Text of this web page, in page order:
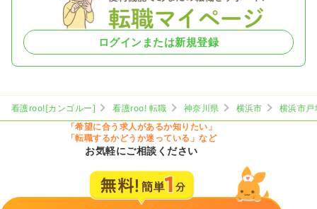
ログインまたは新規登録
看護roo![カンゴルー] 看護roo! 転職 神奈川県 横浜市
横浜市戸
「希望に合う求人があるか知りたい」
「転職するかどうか迷っている」など
お気軽にご相談ください